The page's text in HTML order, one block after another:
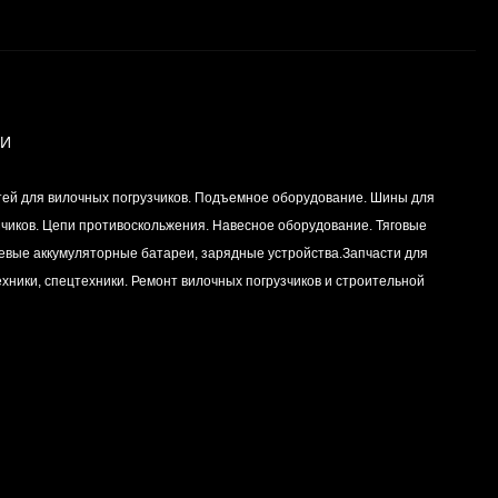
Вкладыш коренной (0,5)
(1шт - 1 половинка) для
двигателей
Цена по
запросу
для вилочных погрузчиков. Подъемное оборудование. Шины для
Цепи противоскольжения. Навесное оборудование. Тяговые
аккумуляторные батареи, зарядные устройства.Запчасти для
спецтехники. Ремонт вилочных погрузчиков и строительной